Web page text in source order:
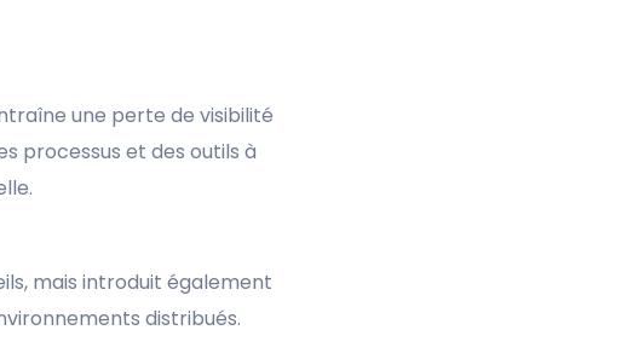
une perte de visibilité
processus et des outils à
mais introduit également
distribués.